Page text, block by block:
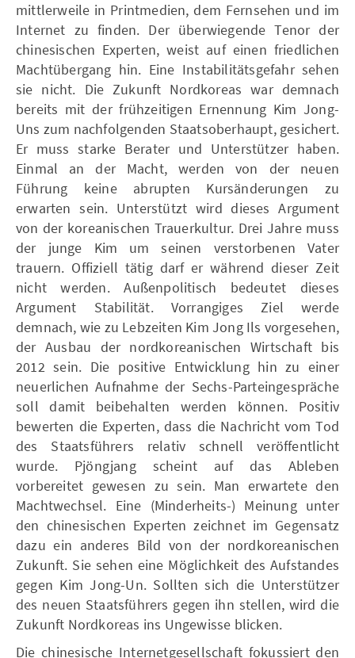
mittlerweile in Printmedien, dem Fernsehen und im
Internet zu finden. Der überwiegende Tenor der
chinesischen Experten, weist auf einen friedlichen
Machtübergang hin. Eine Instabilitätsgefahr sehen
sie nicht. Die Zukunft Nordkoreas war demnach
bereits mit der frühzeitigen Ernennung Kim Jong-
Uns zum nachfolgenden Staatsoberhaupt, gesichert.
Er muss starke Berater und Unterstützer haben.
Einmal an der Macht, werden von der neuen
Führung keine abrupten Kursänderungen zu
erwarten sein. Unterstützt wird dieses Argument
von der koreanischen Trauerkultur. Drei Jahre muss
der junge Kim um seinen verstorbenen Vater
trauern. Offiziell tätig darf er während dieser Zeit
nicht werden. Außenpolitisch bedeutet dieses
Argument Stabilität. Vorrangiges Ziel werde
demnach, wie zu Lebzeiten Kim Jong Ils vorgesehen,
der Ausbau der nordkoreanischen Wirtschaft bis
2012 sein. Die positive Entwicklung hin zu einer
neuerlichen Aufnahme der Sechs-Parteingespräche
soll damit beibehalten werden können. Positiv
bewerten die Experten, dass die Nachricht vom Tod
des Staatsführers relativ schnell veröffentlicht
wurde. Pjöngjang scheint auf das Ableben
vorbereitet gewesen zu sein. Man erwartete den
Machtwechsel. Eine (Minderheits-) Meinung unter
den chinesischen Experten zeichnet im Gegensatz
dazu ein anderes Bild von der nordkoreanischen
Zukunft. Sie sehen eine Möglichkeit des Aufstandes
gegen Kim Jong-Un. Sollten sich die Unterstützer
des neuen Staatsführers gegen ihn stellen, wird die
Zukunft Nordkoreas ins Ungewisse blicken.
Die chinesische Internetgesellschaft fokussiert den